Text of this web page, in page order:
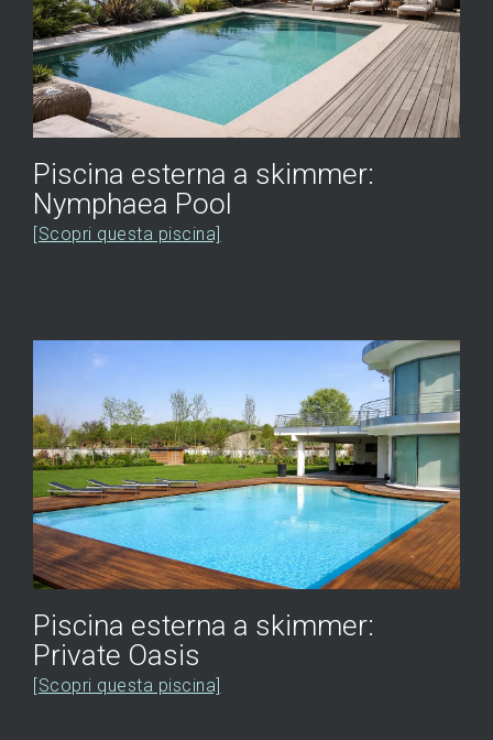
Piscina esterna a skimmer:
Nymphaea Pool
[Scopri questa piscina]
Piscina esterna a skimmer:
Private Oasis
[Scopri questa piscina]